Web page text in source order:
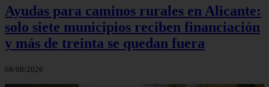
Ayudas para caminos rurales en Alicante:
solo siete municipios reciben financiación
y más de treinta se quedan fuera
08/08/2026